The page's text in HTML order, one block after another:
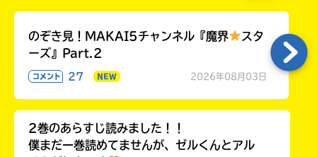
のぞき見！MAKAI5チャンネル『魔界
スタ
ーズ』Part.2
コメント 27 NEW 2026年08月03日
2巻のあらすじ読みました！！
僕まだ一巻読めてませんが、ゼルくんとアル